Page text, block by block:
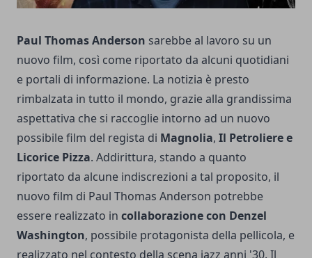
Paul Thomas Anderson sarebbe al lavoro su un
nuovo film, così come riportato da alcuni quotidiani
e portali di informazione. La notizia è presto
rimbalzata in tutto il mondo, grazie alla grandissima
aspettativa che si raccoglie intorno ad un nuovo
possibile film del regista di Magnolia, Il Petroliere e
Licorice Pizza. Addirittura, stando a quanto
riportato da alcune indiscrezioni a tal proposito, il
nuovo film di Paul Thomas Anderson potrebbe
essere realizzato in collaborazione con Denzel
Washington, possibile protagonista della pellicola, e
realizzato nel contesto della scena jazz anni '30. Il